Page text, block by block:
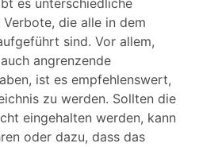
es unterschiedliche
die alle in dem
sind. Vor allem,
angrenzende
ist es empfehlenswert,
zu werden. Sollten die
eingehalten werden, kann
oder dazu, dass das